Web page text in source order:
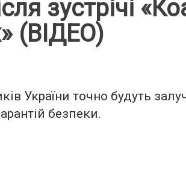
зустрічі
(ВІДЕО)
України точно будуть
безпеки.